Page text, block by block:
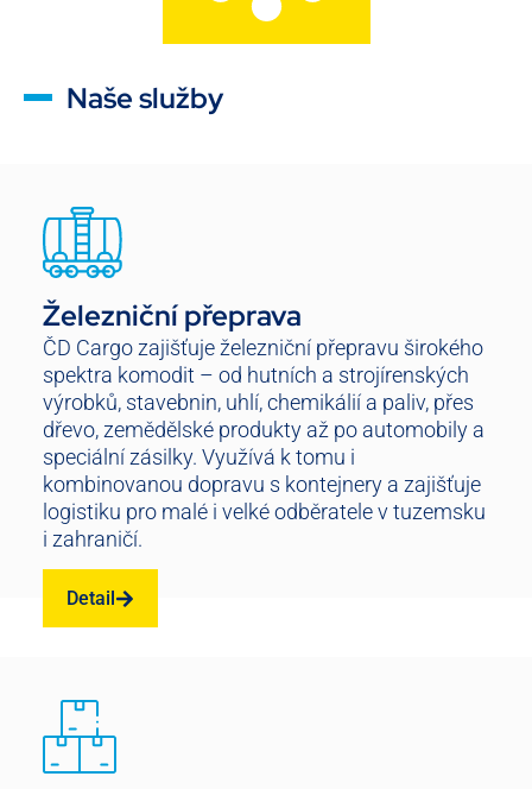
Naše služby
Železniční přeprava
ČD Cargo zajišťuje železniční přepravu širokého
spektra komodit – od hutních a strojírenských
výrobků, stavebnin, uhlí, chemikálií a paliv, přes
dřevo, zemědělské produkty až po automobily a
speciální zásilky. Využívá k tomu i
kombinovanou dopravu s kontejnery a zajišťuje
logistiku pro malé i velké odběratele v tuzemsku
i zahraničí.
Detail